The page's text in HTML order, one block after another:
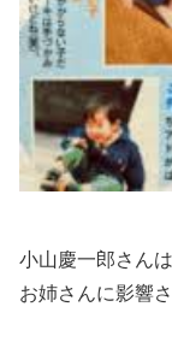
小山慶一郎さん
お姉さんに影響